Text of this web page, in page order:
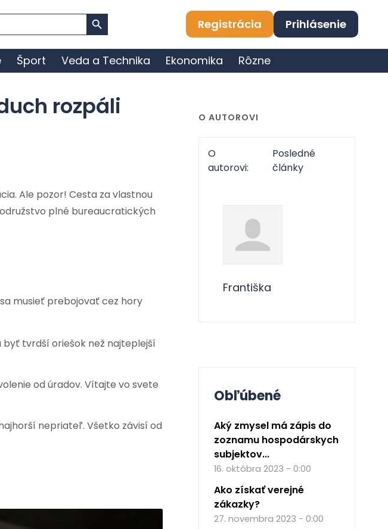
Search Button
Registrácia Prihlásenie
Šport Veda a Technika Ekonomika Rôzne
rozpáli
Ale pozor! Cesta za vlastnou
plné bureaucratických
musieť prebojovať cez hory
byť tvrdší oriešok než najteplejší
od úradov. Vítajte vo svete
nepriateľ. Všetko závisí od
O AUTOROVI
O
autorovi:
Posledné
články
Františka
Obľúbené
Aký zmysel má zápis do
zoznamu hospodárskych
subjektov...
16. októbra 2023 - 0:00
Ako získať verejné
zákazky?
27. novembra 2023 - 0:00